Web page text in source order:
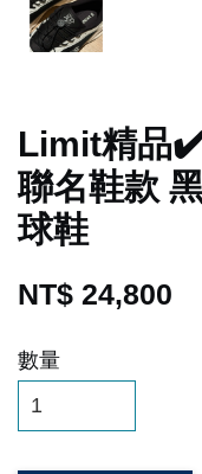
Limit精品
聯名鞋款
球鞋
NT$ 24,800
數量